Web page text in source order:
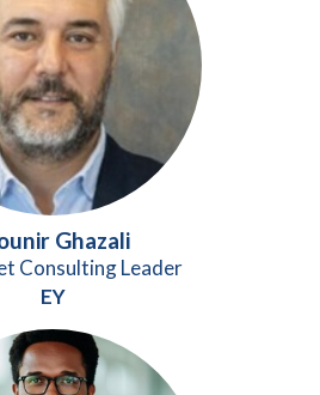
Ghazali
Consulting Leader
EY